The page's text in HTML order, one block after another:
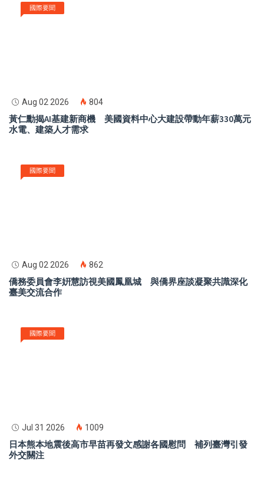
國際要聞
Aug 02 2026 804
黃仁勳揭AI基建新商機 美國資料中心大建設帶動年薪330萬元
水電、建築人才需求
國際要聞
Aug 02 2026 862
僑務委員會李姸慧訪視美國鳳凰城 與僑界座談凝聚共識深化
臺美交流合作
國際要聞
Jul 31 2026 1009
日本熊本地震後高市早苗再發文感謝各國慰問 補列臺灣引發
外交關注